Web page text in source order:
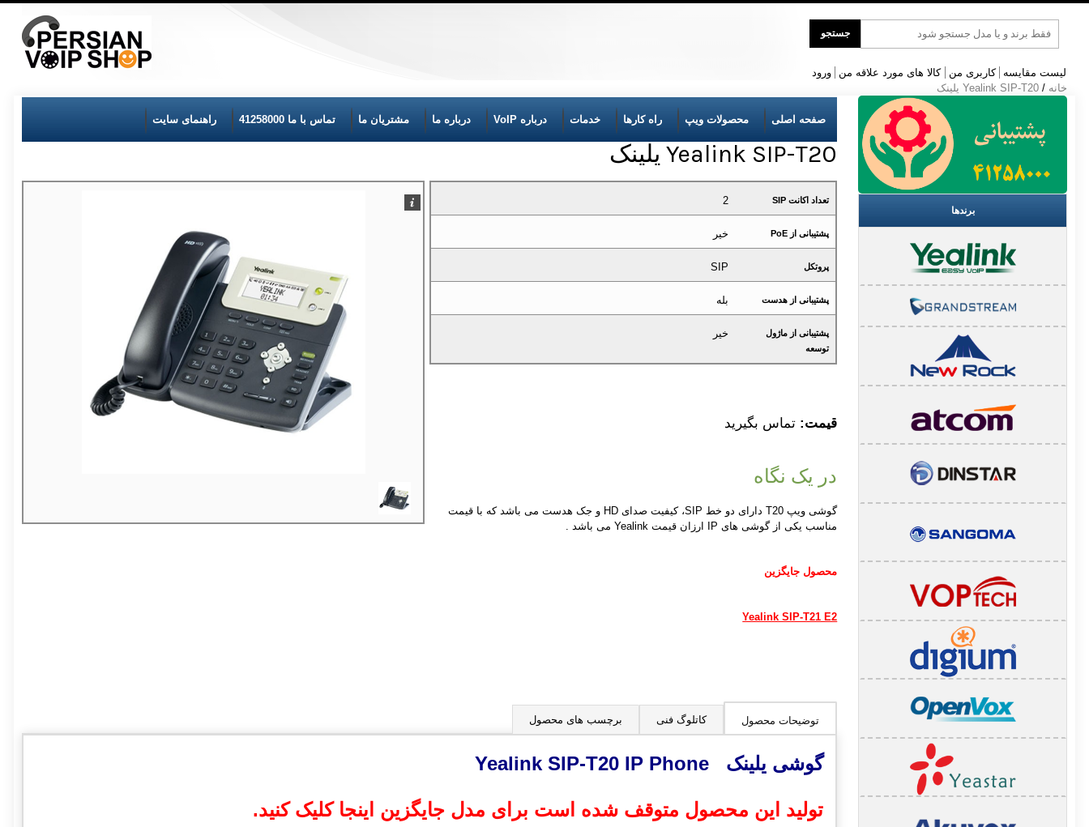
جست
جستجو
لیست مقایسه کاربری من کالا های مورد علاقه من
ورود
خانه / Yealink SIP-T20 یلینک
صفحه اصلی محصولات ویپ راه کارها خدمات درباره VoIP درباره ما مشتریان ما تماس با ما 41258000 راهنمای سایت
Yealink SIP-T20 یلینک
تعداد اکانت SIP 2
پشتیبانی از PoE خیر
پروتکل SIP
پشتیبانی از هدست بله
پشتیبانی از ماژول
توسعه
خیر
قیمت: تماس بگیرید
در یک نگاه
گوشی ویپ T20 دارای دو خط SIP، کیفیت صدای HD و جک هدست می باشد که با قیمت
مناسب یکی از گوشی های IP ارزان قیمت Yealink می باشد .
محصول جایگزین
Yealink SIP-T21 E2
توضیحات محصول کاتلوگ فنی برچسب های محصول
گوشی یلینک Yealink SIP-T20 IP Phone
تولید این محصول متوقف شده است برای مدل جایگزین اینجا کلیک کنید.
برندها